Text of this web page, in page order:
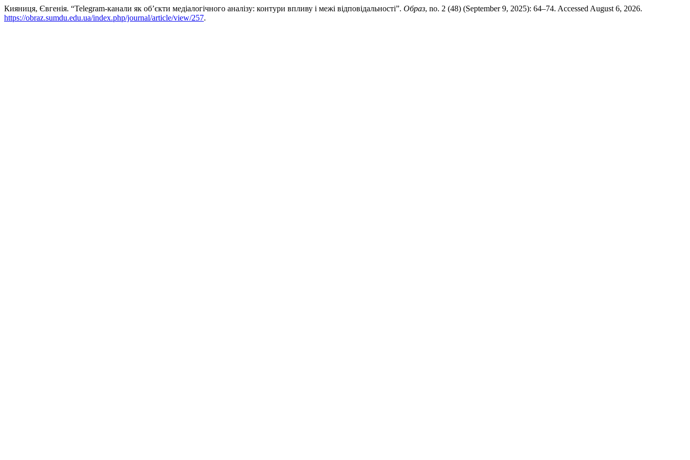
Кияниця, Євгенія. “Telegram-канали як об’єкти медіалогічного аналізу: контури впливу і межі відповідальності”. Образ, no. 2 (48) (September 9, 2025): 64–74. Accessed August 6, 2026.
https://obraz.sumdu.edu.ua/index.php/journal/article/view/257.